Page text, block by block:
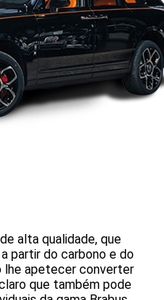
alta qualidade, que
partir do carbono e do
lhe apetecer converter
que também pode